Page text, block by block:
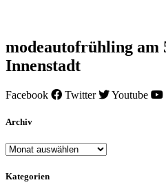
modeautofrühling am
Innenstadt
Facebook Twitter Youtube
Archiv
Archiv
Kategorien